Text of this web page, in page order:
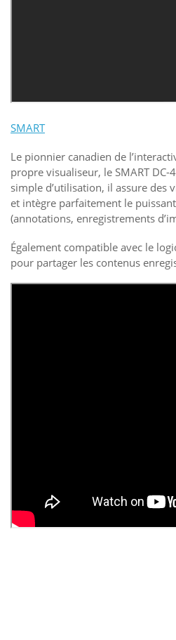
SMART
Le pionnier canadien de
propre visualiseur, le SMART
simple d’utilisation, il assure des
et intègre parfaitement le
(annotations, enregistrements
Également compatible avec le
pour partager les contenus